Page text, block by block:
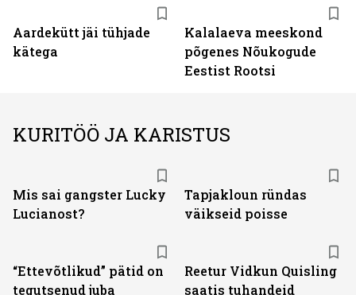
Aardekütt jäi tühjade
kätega
Kalalaeva meeskond
põgenes Nõukogude
Eestist Rootsi
KURITÖÖ JA KARISTUS
Mis sai gangster Lucky
Lucianost?
Tapjakloun ründas
väikseid poisse
“Ettevõtlikud” pätid on
tegutsenud juba
Reetur Vidkun Quisling
saatis tuhandeid